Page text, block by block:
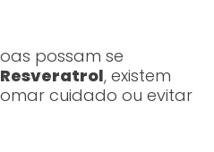
possam se
, existem
cuidado ou evitar